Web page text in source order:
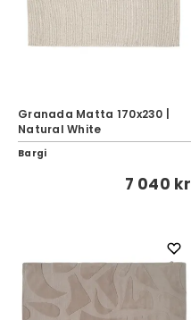
Granada Matta 170x230 |
Natural White
Bargi
7 040 kr